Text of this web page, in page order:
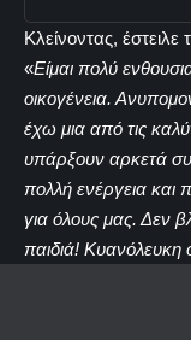
Κλείνοντας,
«Είμαι πολύ
οικογένεια.
έχω μια από τις
υπάρξουν αρκετά
πολλή ενέργεια και
για όλους μας. Δεν
παιδιά! Κυανόλευκη